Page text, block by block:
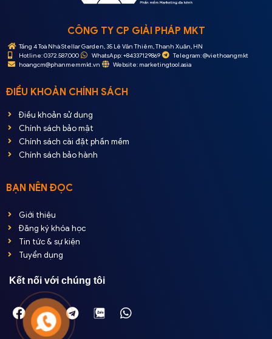
CÔNG TY CP GIẢI PHÁP MKT
Tầng 4 Toà Nhà Stellar Garden, 35 Lê Văn Thiêm, Thanh Xuân, HN
Hotline: 0372.587.000
WhatsApp: +84337129869
Telegram: @viethoangmkt
hoangcm@phanmemmkt.vn
Website: marketingtool.asia
ĐIỀU KHOẢN CHÍNH SÁCH
Điều khoản sử dụng
Chính sách bảo mật
Chính sách cài đặt phần mềm
Chính sách bảo hành
BẠN NÊN ĐỌC
Giới thiệu
Đăng ký khóa học
Tin tức & sự kiện
Tuyển dụng
Kết nối với chúng tôi